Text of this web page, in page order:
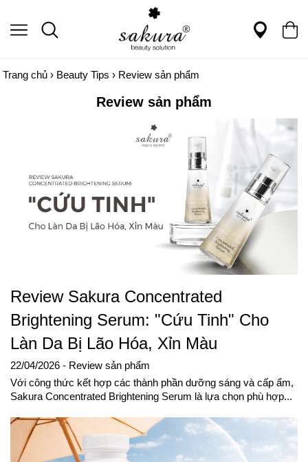
Trang chủ › Beauty Tips › Review sản phẩm
Review sản phẩm
Review Sakura Concentrated
Brightening Serum: "Cứu Tinh" Cho
Làn Da Bị Lão Hóa, Xỉn Màu
22/04/2026 - Review sản phẩm
Với công thức kết hợp các thành phần dưỡng sáng và cấp ẩm,
Sakura Concentrated Brightening Serum là lựa chọn phù hợp...